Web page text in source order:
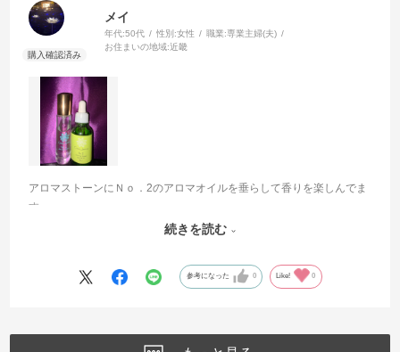
メイ
年代:50代 性別:女性 職業:専業主婦(夫)
お住まいの地域:近畿
アロマストーンにＮｏ．2のアロマオイルを垂らして香りを楽しんでま
す。
寝室はジャスミンの香りで天国のようですごく心地よいです！
続きを読む
参考になった 0 Like! 0